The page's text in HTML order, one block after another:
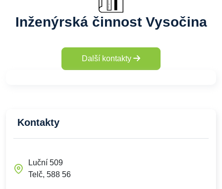
Inženýrská činnost Vysočina
Další kontakty
Kontakty
Luční 509
Telč, 588 56